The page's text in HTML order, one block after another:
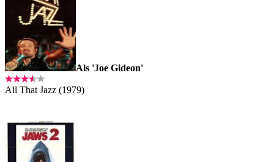
Als 'Joe Gideon'
All That Jazz (1979)